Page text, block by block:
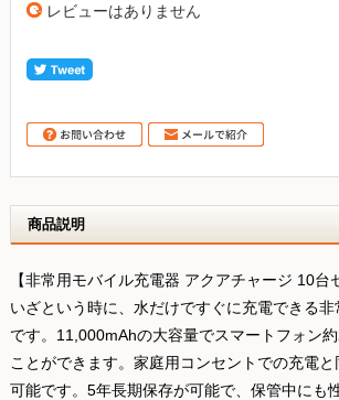
レビューはありません
商品説明
【非常用モバイル充電器 アクアチャージ 10
いざという時に、水だけですぐに充電できる
です。11,000mAhの大容量でスマートフォン
ことができます。家庭用コンセントでの充電
可能です。5年長期保存が可能で、保管中にも